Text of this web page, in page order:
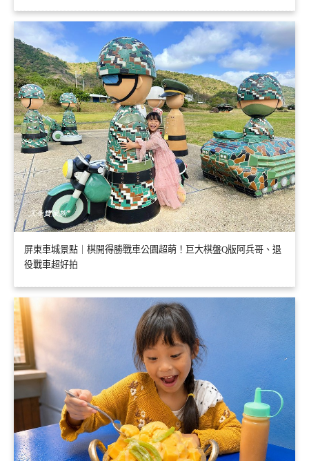
屏東車城景點｜棋開得勝戰車公園超萌！巨大棋盤Q版阿兵哥、退
役戰車超好拍